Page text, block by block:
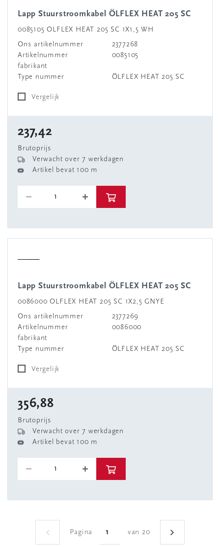
Lapp Stuurstroomkabel ÖLFLEX HEAT 205 SC
0085105 OLFLEX HEAT 205 SC 1X1,5 WH
Ons artikelnummer
2377268
Artikelnummer
fabrikant
0085105
Type nummer ÖLFLEX HEAT 205 SC
Vergelijk
237,42
Brutoprijs
Verwacht over 7 werkdagen
Artikel bevat 100 m
Lapp Stuurstroomkabel ÖLFLEX HEAT 205 SC
0086000 OLFLEX HEAT 205 SC 1X2,5 GNYE
Ons artikelnummer
2377269
Artikelnummer
fabrikant
0086000
Type nummer ÖLFLEX HEAT 205 SC
Vergelijk
356,88
Brutoprijs
Verwacht over 7 werkdagen
Artikel bevat 100 m
Pagina van 20